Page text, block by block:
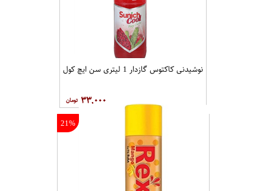
نوشیدنی کاکتوس گازدار 1 لیتری سن ایچ کول
۳۳,۰۰۰
21%